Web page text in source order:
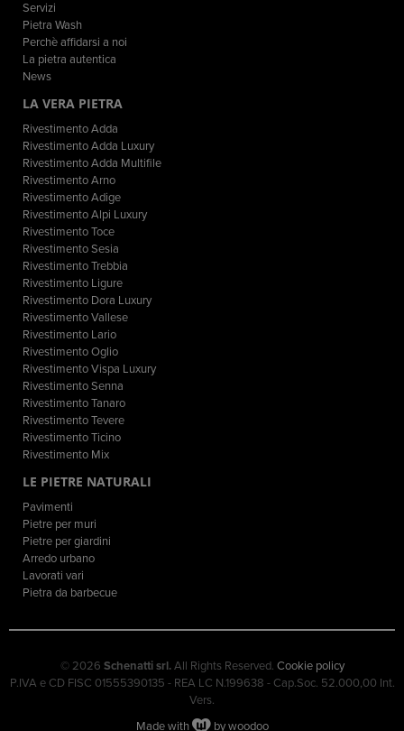
Servizi
Pietra Wash
Perchè affidarsi a noi
La pietra autentica
News
LA VERA PIETRA
Rivestimento Adda
Rivestimento Adda Luxury
Rivestimento Adda Multifile
Rivestimento Arno
Rivestimento Adige
Rivestimento Alpi Luxury
Rivestimento Toce
Rivestimento Sesia
Rivestimento Trebbia
Rivestimento Ligure
Rivestimento Dora Luxury
Rivestimento Vallese
Rivestimento Lario
Rivestimento Oglio
Rivestimento Vispa Luxury
Rivestimento Senna
Rivestimento Tanaro
Rivestimento Tevere
Rivestimento Ticino
Rivestimento Mix
LE PIETRE NATURALI
Pavimenti
Pietre per muri
Pietre per giardini
Arredo urbano
Lavorati vari
Pietra da barbecue
© 2026 Schenatti srl.All Rights Reserved. Cookie policy
P.IVA e CD FISC 01555390135 - REA LC N.199638 - Cap.Soc. 52.000,00 Int.
Vers.
Made with
by woodoo